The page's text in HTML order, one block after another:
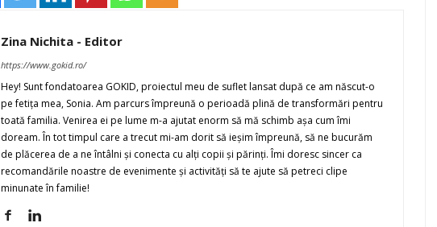
Zina Nichita - Editor
https://www.gokid.ro/
Hey! Sunt fondatoarea GOKID, proiectul meu de suflet lansat după ce am născut-o
pe fetiţa mea, Sonia. Am parcurs împreună o perioadă plină de transformări pentru
toată familia. Venirea ei pe lume m-a ajutat enorm să mă schimb aşa cum îmi
doream. În tot timpul care a trecut mi-am dorit să ieşim împreună, să ne bucurăm
de plăcerea de a ne întâlni şi conecta cu alţi copii şi părinţi. Îmi doresc sincer ca
recomandările noastre de evenimente şi activităţi să te ajute să petreci clipe
minunate în familie!